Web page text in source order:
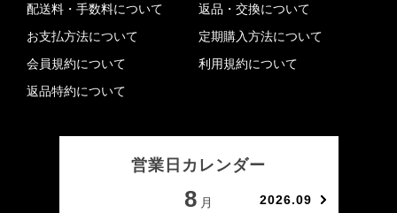
配送料・手数料について
お支払方法について
会員規約について
返品特約について
返品・交換について
定期購入方法について
利用規約について
営業日カレンダー
8 月 2026.09